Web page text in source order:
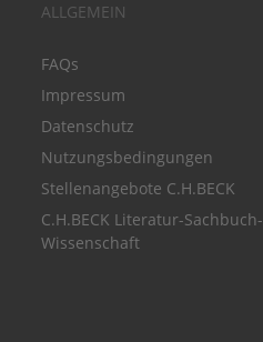
ALLGEMEIN
FAQs
Impressum
Datenschutz
Nutzungsbedingungen
Stellenangebote C.H.BECK
C.H.BECK Literatur-Sachbuch-
Wissenschaft